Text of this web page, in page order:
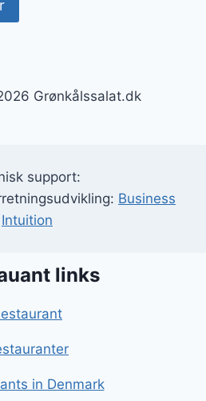
Grønkålssalat.dk
support:
Business
Intuition
links
in Denmark